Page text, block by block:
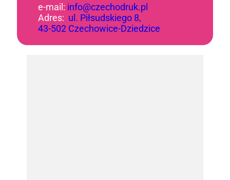
e-mail: info@czechodruk.pl
Adres: ul. Piłsudskiego 8,
43-502 Czechowice-Dziedzice